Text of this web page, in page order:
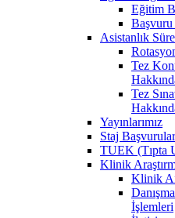
Eğitim
Başvuru
Asistanlık
Tez
Tez
Yayınlarımız
Staj
TUEK (Tıpta
Klinik
Klinik
İşlemleri